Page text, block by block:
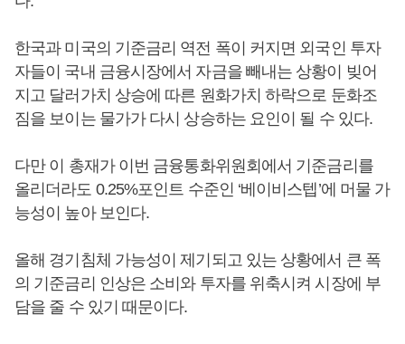
한국과 미국의 기준금리 역전 폭이 커지면 외국인 투자
자들이 국내 금융시장에서 자금을 빼내는 상황이 빚어
지고 달러가치 상승에 따른 원화가치 하락으로 둔화조
짐을 보이는 물가가 다시 상승하는 요인이 될 수 있다.
다만 이 총재가 이번 금융통화위원회에서 기준금리를
올리더라도 0.25%포인트 수준인 ‘베이비스텝’에 머물 가
능성이 높아 보인다.
올해 경기침체 가능성이 제기되고 있는 상황에서 큰 폭
의 기준금리 인상은 소비와 투자를 위축시켜 시장에 부
담을 줄 수 있기 때문이다.